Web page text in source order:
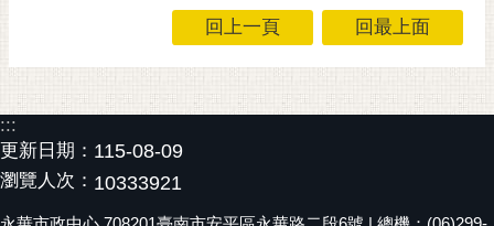
站
覽
回上一頁 回最上面
:::
更新日期： 115-08-09
瀏覽人次： 10333921